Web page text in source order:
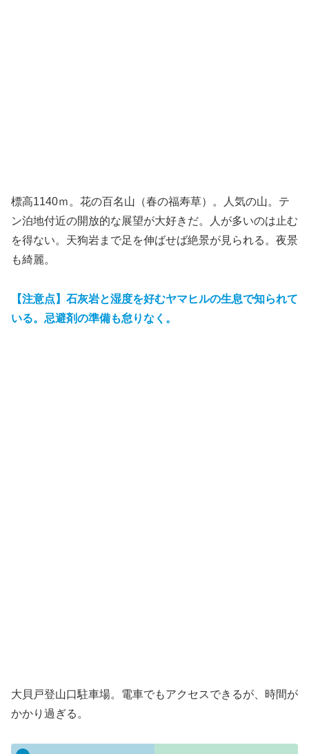
標高1140ｍ。花の百名山（春の福寿草）。人気の山。テ
ン泊地付近の開放的な展望が大好きだ。人が多いのは止む
を得ない。天狗岩まで足を伸ばせば絶景が見られる。夜景
も綺麗。
【注意点】石灰岩と湿度を好むヤマヒルの生息で知られて
いる。忌避剤の準備も怠りなく。
大貝戸登山口駐車場。電車でもアクセスできるが、時間が
かかり過ぎる。